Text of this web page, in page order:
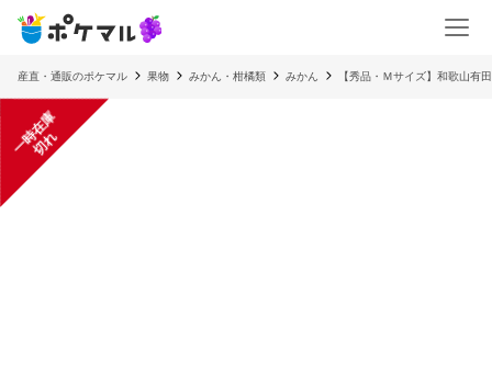
産直・通販のポケマル 果物 みかん・柑橘類 みかん 【秀品・Ｍサイズ】和歌山
一
時
在
庫
切
れ